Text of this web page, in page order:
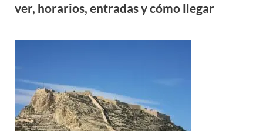
ver, horarios, entradas y cómo llegar